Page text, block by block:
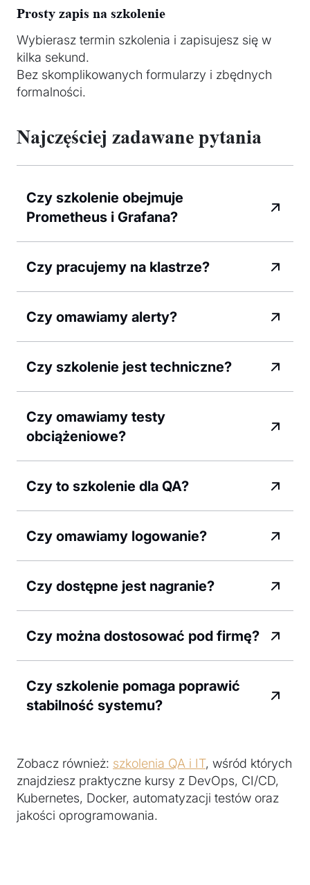
Prosty zapis na szkolenie
Wybierasz termin szkolenia i zapisujesz się w
kilka sekund.
Bez skomplikowanych formularzy i zbędnych
formalności.
Najczęściej zadawane pytania
Czy szkolenie obejmuje
Prometheus i Grafana?
Czy pracujemy na klastrze?
Czy omawiamy alerty?
Czy szkolenie jest techniczne?
Czy omawiamy testy
obciążeniowe?
Czy to szkolenie dla QA?
Czy omawiamy logowanie?
Czy dostępne jest nagranie?
Czy można dostosować pod firmę?
Czy szkolenie pomaga poprawić
stabilność systemu?
Zobacz również: szkolenia QA i IT, wśród których
znajdziesz praktyczne kursy z DevOps, CI/CD,
Kubernetes, Docker, automatyzacji testów oraz
jakości oprogramowania.